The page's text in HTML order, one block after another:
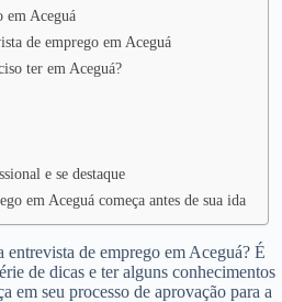
em Aceguá
de emprego em Aceguá
ter em Aceguá?
e se destaque
em Aceguá começa antes de sua ida
entrevista de emprego em Aceguá? É
de dicas e ter alguns conhecimentos
em seu processo de aprovação para a